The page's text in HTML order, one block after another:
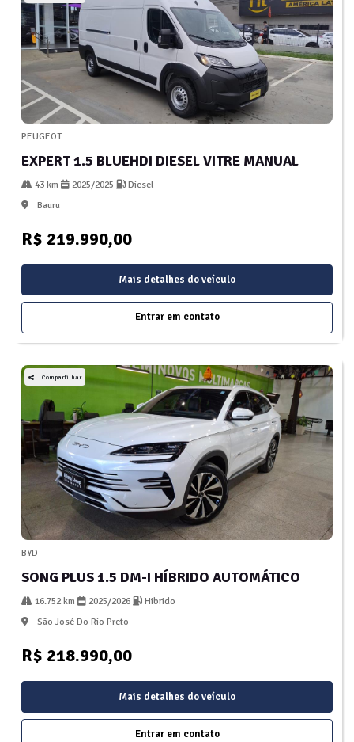
PEUGEOT
EXPERT 1.5 BLUEHDI DIESEL VITRE MANUAL
43 km 2025/2025
Diesel
Bauru
R$ 219.990,00
Mais detalhes do veículo
Entrar em contato
Compartilhar
BYD
SONG PLUS 1.5 DM-I HÍBRIDO AUTOMÁTICO
16.752 km 2025/2026
Hibrido
São José Do Rio Preto
R$ 218.990,00
Mais detalhes do veículo
Entrar em contato